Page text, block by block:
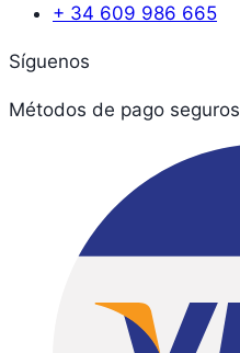
+ 34 609 986 665
Síguenos
Métodos de pago seguros